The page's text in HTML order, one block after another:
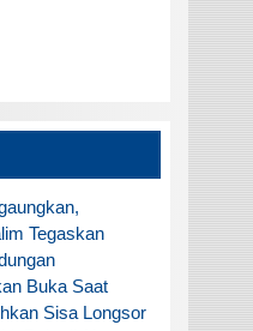
Tegaskan
Buka Saat
Sisa Longsor